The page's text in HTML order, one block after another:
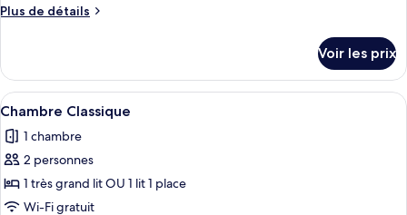
chambre :
Plus de détails
Plus
le
type
de
Chambre
Supérieure
Voir les prix
Afficher
toutes
les
photos
pour
ce
Une chambre d’hôtel avec un
5
Chambre Classique
1 chambre
2 personnes
1 très grand lit OU 1 lit 1 place
Wi-Fi gratuit